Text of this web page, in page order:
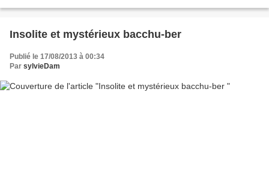
Insolite et mystérieux bacchu-ber
Publié le 17/08/2013 à 00:34
Par sylvieDam